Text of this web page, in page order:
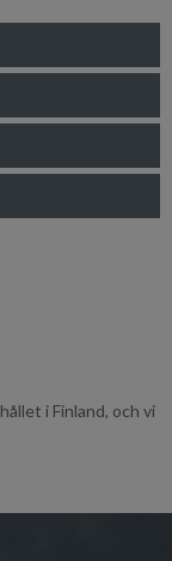
i Finland, och vi